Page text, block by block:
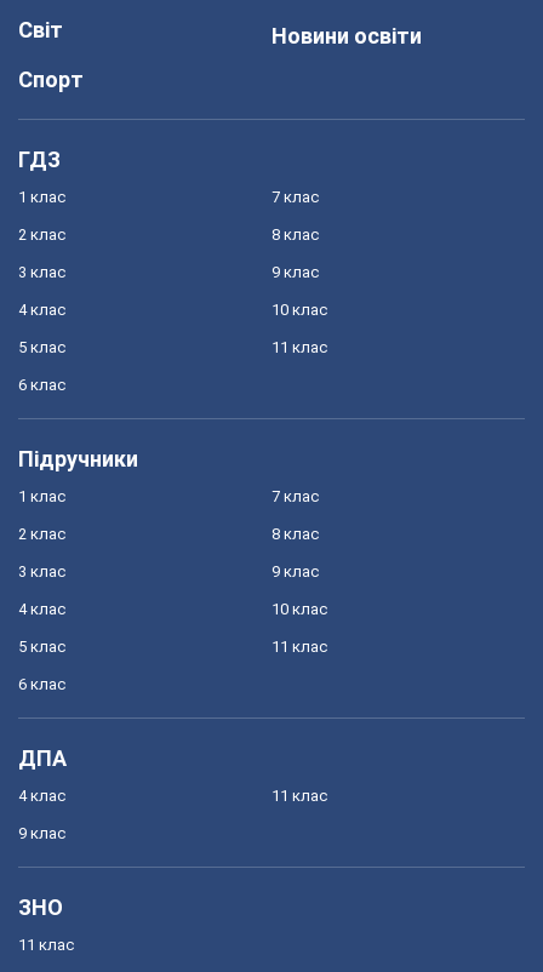
Світ
Спорт
Новини освіти
ГДЗ
1 клас
2 клас
3 клас
4 клас
5 клас
6 клас
7 клас
8 клас
9 клас
10 клас
11 клас
Підручники
1 клас
2 клас
3 клас
4 клас
5 клас
6 клас
7 клас
8 клас
9 клас
10 клас
11 клас
ДПА
4 клас
9 клас
11 клас
ЗНО
11 клас